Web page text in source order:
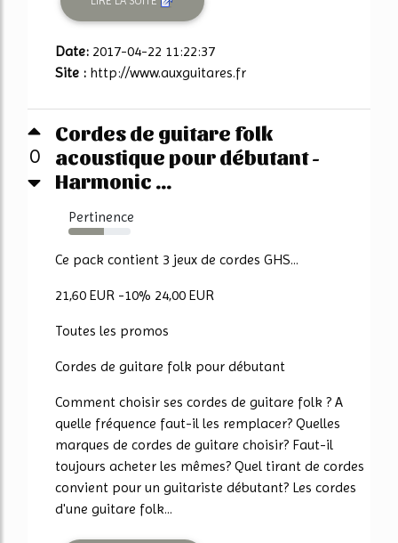
Date: 2017-04-22 11:22:37
Site : http://www.auxguitares.fr
0
Cordes de guitare folk
acoustique pour débutant -
Harmonic ...
Pertinence
57%
Ce pack contient 3 jeux de cordes GHS...
21,60 EUR -10% 24,00 EUR
Toutes les promos
Cordes de guitare folk pour débutant
Comment choisir ses cordes de guitare folk ? A
quelle fréquence faut-il les remplacer? Quelles
marques de cordes de guitare choisir? Faut-il
toujours acheter les mêmes? Quel tirant de cordes
convient pour un guitariste débutant? Les cordes
d'une guitare folk...